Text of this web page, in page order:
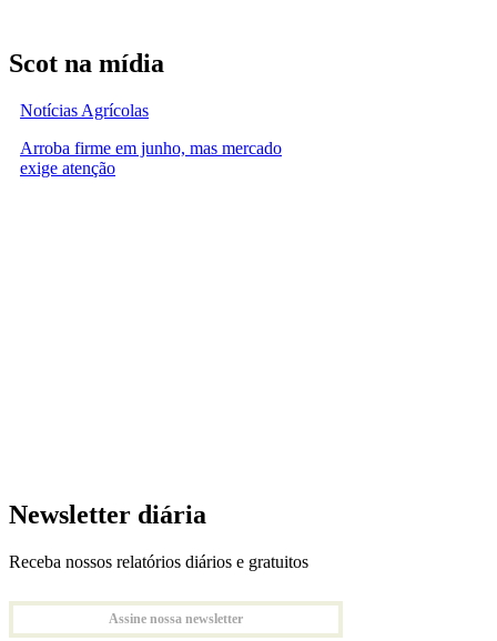
Scot na mídia
Notícias Agrícolas
Arroba firme em junho, mas mercado
exige atenção
Newsletter diária
Receba nossos relatórios diários e gratuitos
Assine nossa newsletter